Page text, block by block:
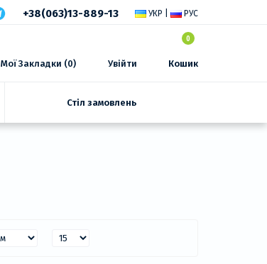
+38(063)13-889-13 УКР РУС
Мої Закладки (0) Увійти
0
Кошик
Стіл замовлень